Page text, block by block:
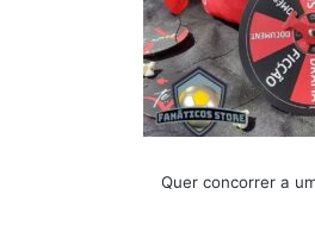
Quer concorrer a